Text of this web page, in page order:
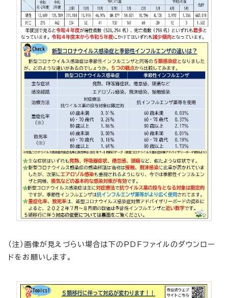
（注）画像が見えづらい場合は下のPDFファイルのダウンロー
ドをお願いします。